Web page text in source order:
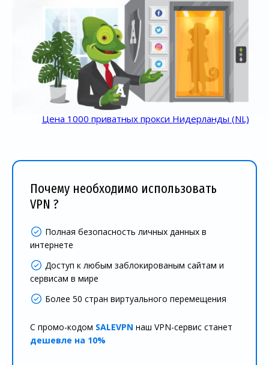
Цена 1000 приватных прокси Нидерланды (NL)
Почему необходимо использовать
VPN ?
Полная безопасность личных данных в
интернете
Доступ к любым заблокированым сайтам и
сервисам в мире
Более 50 стран виртуального перемещения
С промо-кодом SALEVPN наш VPN-сервис станет
дешевле на 10%